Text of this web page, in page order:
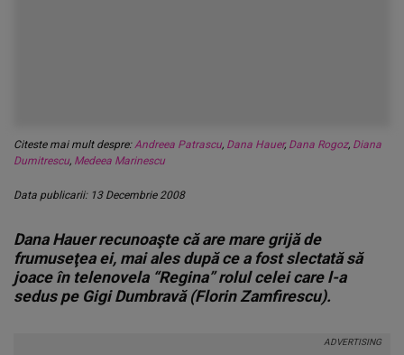
Citeste mai mult despre:Andreea Patrascu, Dana Hauer, Dana Rogoz, Diana
Dumitrescu, Medeea Marinescu
Data publicarii: 13 Decembrie 2008
Dana Hauer recunoaşte că are mare grijă de
frumuseţea ei, mai ales după ce a fost slectată să
joace în telenovela “Regina” rolul celei care l-a
sedus pe Gigi Dumbravă (Florin Zamfirescu).